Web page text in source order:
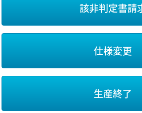
該非判定書請
仕様変更
生産終了